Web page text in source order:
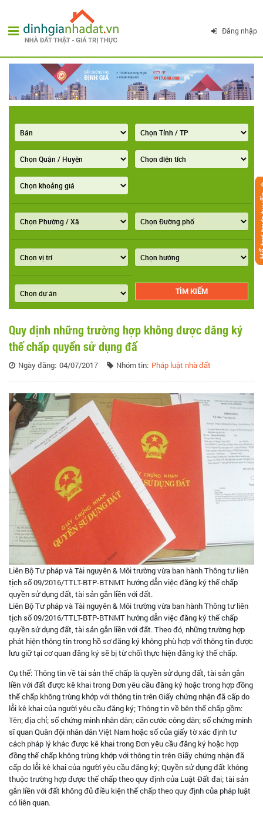
Đăng nhập
Quy định những trường hợp không được đăng ký
thế chấp quyền sử dụng đấ
Ngày đăng: 04/07/2017 Nhóm tin: Pháp luật nhà đất
Liên Bộ Tư pháp và Tài nguyên & Môi trường vừa ban hành Thông tư liên
tịch số 09/2016/TTLT-BTP-BTNMT hướng dẫn việc đăng ký thế chấp
quyền sử dụng đất, tài sản gắn liền với đất.
Liên Bộ Tư pháp và Tài nguyên & Môi trường vừa ban hành Thông tư liên
tịch số 09/2016/TTLT-BTP-BTNMT hướng dẫn việc đăng ký thế chấp
quyền sử dụng đất, tài sản gắn liền với đất. Theo đó, những trường hợp
phát hiện thông tin trong hồ sơ đăng ký không phù hợp với thông tin được
lưu giữ tại cơ quan đăng ký sẽ bị từ chối thực hiện đăng ký thế chấp.
Cụ thể: Thông tin về tài sản thế chấp là quyền sử dụng đất, tài sản gắn
liền với đất được kê khai trong Đơn yêu cầu đăng ký hoặc trong hợp đồng
thế chấp không trùng khớp với thông tin trên Giấy chứng nhận đã cấp do
lỗi kê khai của người yêu cầu đăng ký; Thông tin về bên thế chấp gồm:
Tên; địa chỉ; số chứng minh nhân dân; căn cước công dân; số chứng minh
sĩ quan Quân đội nhân dân Việt Nam hoặc số của giấy tờ xác định tư
cách pháp lý khác được kê khai trong Đơn yêu cầu đăng ký hoặc hợp
đồng thế chấp không trùng khớp với thông tin trên Giấy chứng nhận đã
cấp do lỗi kê khai của người yêu cầu đăng ký; Quyền sử dụng đất không
thuộc trường hợp được thế chấp theo quy định của Luật Đất đai; tài sản
gắn liền với đất không đủ điều kiện thế chấp theo quy định của pháp luật
có liên quan.